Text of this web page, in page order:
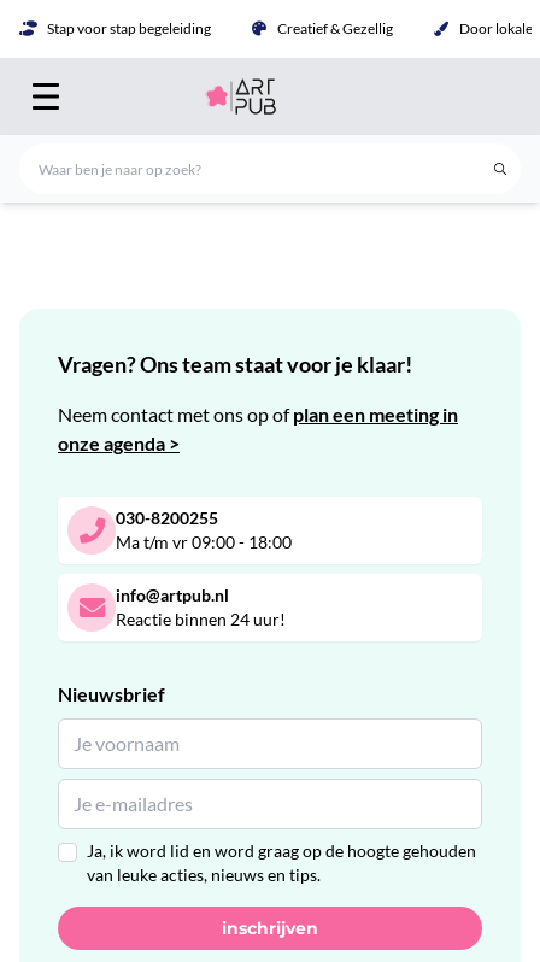
Stap voor stap begeleiding Creatief & Gezellig Door lokale
Vragen? Ons team staat voor je klaar!
Neem contact met ons op ofplan een meeting in
onze agenda >
030-8200255
Ma t/m vr 09:00 - 18:00
info@artpub.nl
Reactie binnen 24 uur!
Nieuwsbrief
Ja, ik word lid en word graag op de hoogte gehouden
van leuke acties, nieuws en tips.